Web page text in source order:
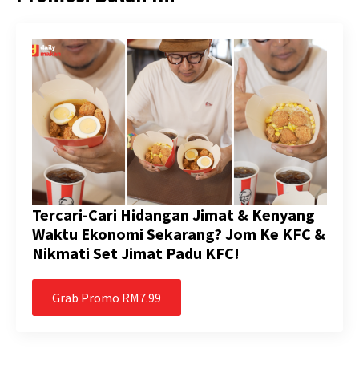
Tercari-Cari Hidangan Jimat & Kenyang
Waktu Ekonomi Sekarang? Jom Ke KFC &
Nikmati Set Jimat Padu KFC!
Grab Promo RM7.99